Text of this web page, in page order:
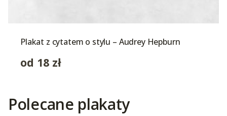
Plakat z cytatem o stylu – Audrey Hepburn
od 18 zł
Polecane plakaty